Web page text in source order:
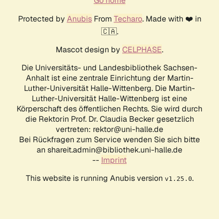
Protected by AnubisFrom Techaro. Made with ❤️ in
🇨🇦.
Mascot design by CELPHASE.
Die Universitäts- und Landesbibliothek Sachsen-
Anhalt ist eine zentrale Einrichtung der Martin-
Luther-Universität Halle-Wittenberg. Die Martin-
Luther-Universität Halle-Wittenberg ist eine
Körperschaft des öffentlichen Rechts. Sie wird durch
die Rektorin Prof. Dr. Claudia Becker gesetzlich
vertreten: rektor@uni-halle.de
Bei Rückfragen zum Service wenden Sie sich bitte
an shareit.admin@bibliothek.uni-halle.de
-- Imprint
This website is running Anubis version v1.25.0.